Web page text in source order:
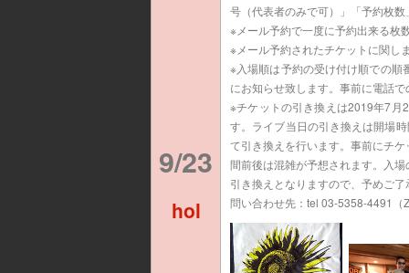
9/23
hol
号（代表者のみで可）」「予約枚
※メール予約で一度に予約出来る枚
※メール予約されたチケットに関し
※入場順は予約の受け付け順での順
にお知らせ致します。事前に電話
※チケットの引き換えは2019年7月
す。ライブ当日の引き換えは開場
て引き換えを行います。事前にチ
間前後は混雑が予想されます。入
引き換えとなりますので、予めご
問い合わせ先：tel 03-5358-4491（